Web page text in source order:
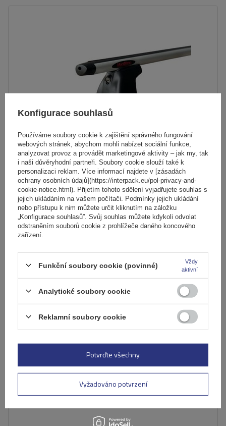
Hliníkový střešní nosič Mont Blanc AMC 5002-A52
4 867,00 Kčs DPH
Produkt dostupný ve velkém množství
Přidat
do
košíku
Konfigurace souhlasů
Používáme soubory cookie k zajištění správného fungování
webových stránek, abychom mohli nabízet sociální funkce,
analyzovat provoz a provádět marketingové aktivity – jak my, tak
i naši důvěryhodní partneři. Soubory cookie slouží také k
personalizaci reklam. Více informací najdete v [zásadách
ochrany osobních údajů](https://interpack.eu/pol-privacy-and-
cookie-notice.html). Přijetím tohoto sdělení vyjadřujete souhlas s
jejich ukládáním na vašem počítači. Podmínky jejich ukládání
nebo přístupu k nim můžete určit kliknutím na záložku
„Konfigurace souhlasů”. Svůj souhlas můžete kdykoli odvolat
odstraněním souborů cookie z prohlížeče daného koncového
zařízení.
Funkční soubory cookie (povinné)
Vždy
aktivní
Analytické soubory cookie
Reklamní soubory cookie
Vyžadováno potvrzení
Potvrďte všechny